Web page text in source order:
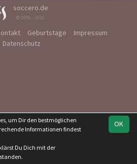
soccero.de
© 2006 - 2026
Geburtstage
Impressum
Datenschutz
OK
um Dir den bestmöglichen
Informationen findest
Du Dich mit der